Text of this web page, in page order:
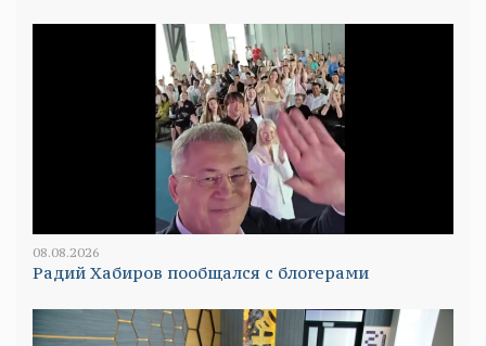
08.08.2026
Радий Хабиров пообщался с блогерами